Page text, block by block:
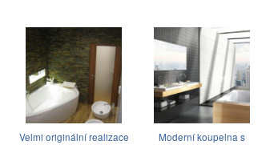
Velmi originální realizace
Moderní koupelna s